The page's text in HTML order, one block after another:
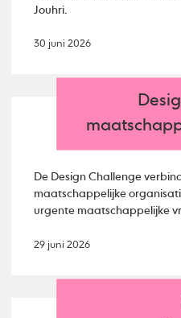
Jouhri.
30 juni 2026
De Design Challenge
maatschappelijke
urgente maatschappelijke
29 juni 2026